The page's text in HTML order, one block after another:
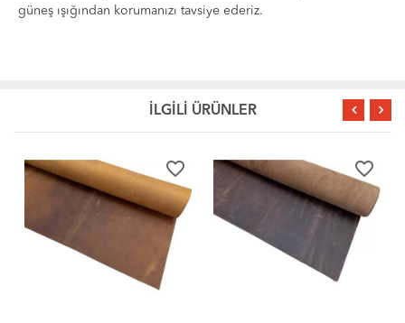
güneş ışığından korumanızı tavsiye ederiz.
İLGİLİ ÜRÜNLER
favorite_border favorite_border